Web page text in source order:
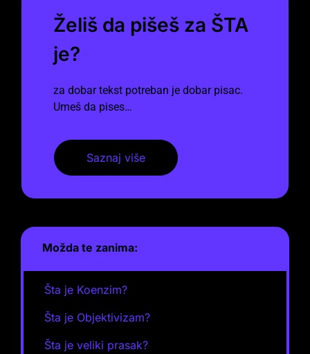
Želiš da pišeš za ŠTA
je?
za dobar tekst potreban je dobar pisac.
Umeš da pises…
Saznaj više
Možda te zanima:
Šta je Koenzim?
Šta je Objektivizam?
Šta je veliki prasak?